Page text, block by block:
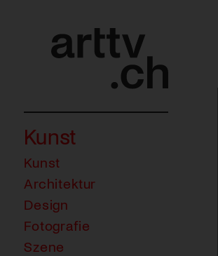
Kunst
Kunst
Architektur
Design
Fotografie
Szene